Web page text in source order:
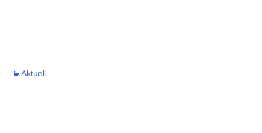
Aktuell